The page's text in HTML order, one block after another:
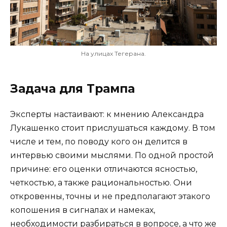
На улицах Тегерана.
Задача для Трампа
Эксперты настаивают: к мнению Александра
Лукашенко стоит прислушаться каждому. В том
числе и тем, по поводу кого он делится в
интервью своими мыслями. По одной простой
причине: его оценки отличаются ясностью,
четкостью, а также рациональностью. Они
откровенны, точны и не предполагают этакого
копошения в сигналах и намеках,
необходимости разбираться в вопросе, а что же